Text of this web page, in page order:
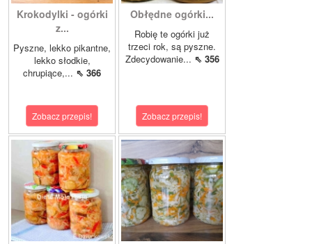
Krokodylki - ogórki
z...
Pyszne, lekko pikantne,
lekko słodkie,
chrupiące,... ⇖ 366
Zobacz przepis!
Obłędne ogórki...
Robię te ogórki już
trzeci rok, są pyszne.
Zdecydowanie... ⇖ 356
Zobacz przepis!